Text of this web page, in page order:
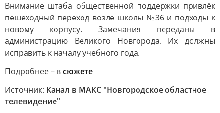
Внимание штаба общественной поддержки привлёк
пешеходный переход возле школы №36 и подходы к
новому корпусу. Замечания переданы в
администрацию Великого Новгорода. Их должны
исправить к началу учебного года.
Подробнее – всюжете
Источник: Канал в МАКС "Новгородское областное
телевидение"